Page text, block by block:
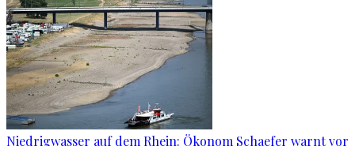
Niedrigwasser auf dem Rhein: Ökonom Schaefer warnt vor